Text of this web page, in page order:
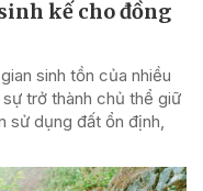
kế cho đồng
sinh tồn của nhiều
trở thành chủ thể giữ
sử dụng đất ổn định,